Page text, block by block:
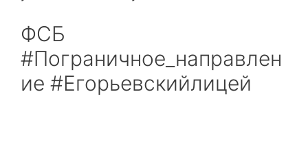
ФСБ
#Пограничное_направлен
ие #Егорьевскийлицей